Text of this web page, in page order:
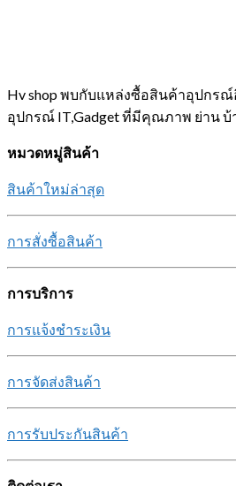
Hv shop พบกับแหล่งซื้อสินค้าอุปกร
อุปกรณ์ IT,Gadget ที่มีคุณภาพ ย่าน
หมวดหมู่สินค้า
สินค้าใหม่ล่าสุด
การสั่งซื้อสินค้า
การบริการ
การแจ้งชำระเงิน
การจัดส่งสินค้า
การรับประกันสินค้า